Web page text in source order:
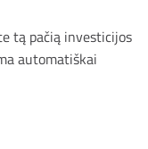
tą pačią investicijos
automatiškai